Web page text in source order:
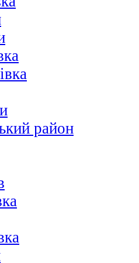
район